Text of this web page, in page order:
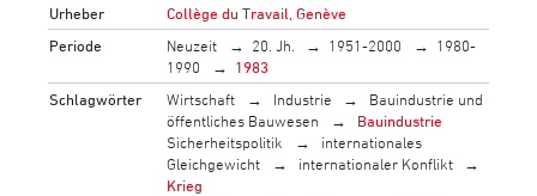
Urheber
Collège du Travail, Genève
Periode
Neuzeit 20. Jh. 1951-2000
1980-
1990
1983
Schlagwörter
Wirtschaft Industrie
Bauindustrie und
öffentliches Bauwesen
Bauindustrie
Sicherheitspolitik
internationales
Gleichgewicht
internationaler Konflikt
Krieg